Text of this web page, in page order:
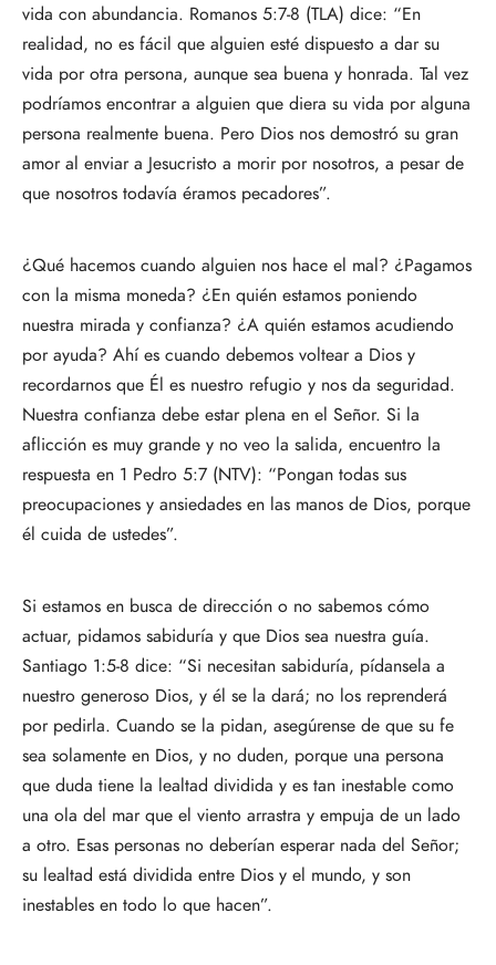
vida con abundancia. Romanos 5:7-8 (TLA) dice: “En
realidad, no es fácil que alguien esté dispuesto a dar su
vida por otra persona, aunque sea buena y honrada. Tal vez
podríamos encontrar a alguien que diera su vida por alguna
persona realmente buena. Pero Dios nos demostró su gran
amor al enviar a Jesucristo a morir por nosotros, a pesar de
que nosotros todavía éramos pecadores”.
¿Qué hacemos cuando alguien nos hace el mal? ¿Pagamos
con la misma moneda? ¿En quién estamos poniendo
nuestra mirada y confianza? ¿A quién estamos acudiendo
por ayuda? Ahí es cuando debemos voltear a Dios y
recordarnos que Él es nuestro refugio y nos da seguridad.
Nuestra confianza debe estar plena en el Señor. Si la
aflicción es muy grande y no veo la salida, encuentro la
respuesta en 1 Pedro 5:7 (NTV): “Pongan todas sus
preocupaciones y ansiedades en las manos de Dios, porque
él cuida de ustedes”.
Si estamos en busca de dirección o no sabemos cómo
actuar, pidamos sabiduría y que Dios sea nuestra guía.
Santiago 1:5-8 dice: “Si necesitan sabiduría, pídansela a
nuestro generoso Dios, y él se la dará; no los reprenderá
por pedirla. Cuando se la pidan, asegúrense de que su fe
sea solamente en Dios, y no duden, porque una persona
que duda tiene la lealtad dividida y es tan inestable como
una ola del mar que el viento arrastra y empuja de un lado
a otro. Esas personas no deberían esperar nada del Señor;
su lealtad está dividida entre Dios y el mundo, y son
inestables en todo lo que hacen”.